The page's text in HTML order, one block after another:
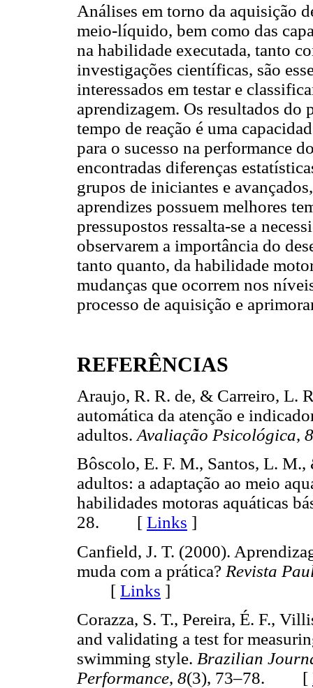
Análises em torno da aquisição
meio-líquido, bem como das
na habilidade executada, tanto
investigações científicas, são
interessados em testar e
aprendizagem. Os resultados do
tempo de reação é uma
para o sucesso na performance
encontradas diferenças
grupos de iniciantes e
aprendizes possuem melhores
pressupostos ressalta-se a
observarem a importância do
tanto quanto, da habilidade
mudanças que ocorrem nos
processo de aquisição e
REFERÊNCIAS
Araujo, R. R. de, & Carreiro, L.
automática da atenção e
adultos. Avaliação Psicológica, 8
Bôscolo, E. F. M., Santos, L.
adultos: a adaptação ao meio
habilidades motoras aquáticas
28. [ Links ]
Canfield, J. T. (2000).
muda com a prática? Revista
[ Links ]
Corazza, S. T., Pereira, É. F.,
and validating a test for
swimming style. Brazilian
Performance, 8(3), 73–78. [